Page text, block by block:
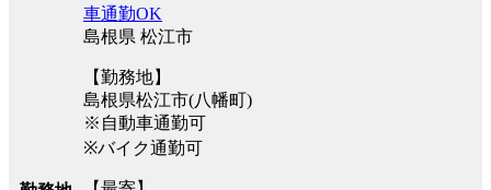
車通勤OK
島根県 松江市
【勤務地】
島根県松江市(八幡町)
※自動車通勤可
※バイク通勤可